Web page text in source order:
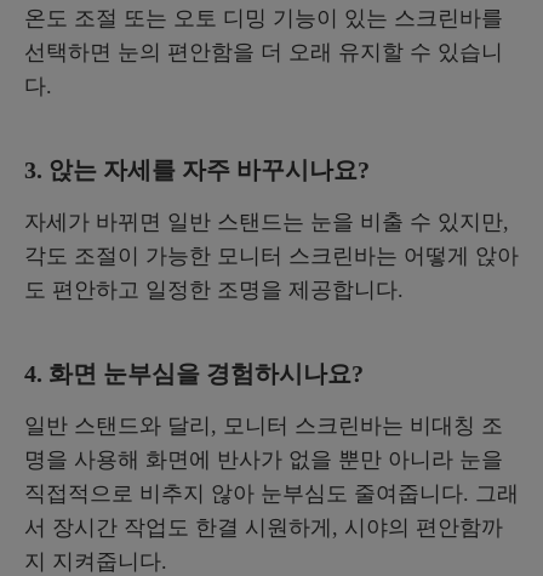
온도 조절 또는 오토 디밍 기능이 있는 스크린바를
선택하면 눈의 편안함을 더 오래 유지할 수 있습니
다.
3. 앉는 자세를 자주 바꾸시나요?
자세가 바뀌면 일반 스탠드는 눈을 비출 수 있지만,
각도 조절이 가능한 모니터 스크린바는 어떻게 앉아
도 편안하고 일정한 조명을 제공합니다.
4. 화면 눈부심을 경험하시나요?
일반 스탠드와 달리, 모니터 스크린바는 비대칭 조
명을 사용해 화면에 반사가 없을 뿐만 아니라 눈을
직접적으로 비추지 않아 눈부심도 줄여줍니다. 그래
서 장시간 작업도 한결 시원하게, 시야의 편안함까
지 지켜줍니다.